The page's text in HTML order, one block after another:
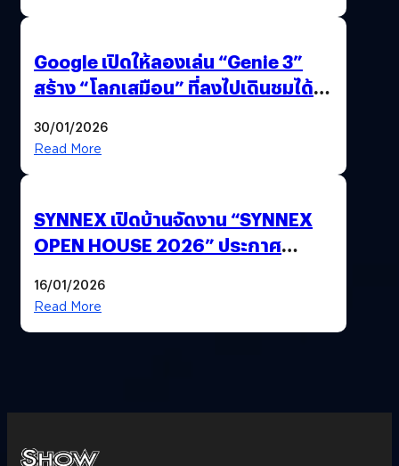
Google เปิดให้ลองเล่น “Genie 3”
สร้าง “โลกเสมือน” ที่ลงไปเดินชมได้
30/01/2026
Read More
SYNNEX เปิดบ้านจัดงาน “SYNNEX
OPEN HOUSE 2026” ประกาศ
ได้ 53,000 ล้านบาท
16/01/2026
Read More